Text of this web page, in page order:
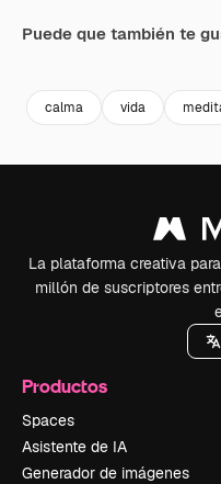
Puede que también te
calma vida
La plataforma creativa
millón de suscriptores
Productos
Spaces
Asistente de IA
Generador de imágenes